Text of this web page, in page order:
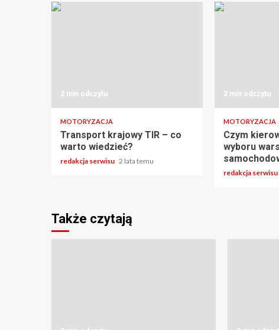
2 min odczytu
MOTORYZACJA
Transport krajowy TIR – co
warto wiedzieć?
redakcja serwisu 2 lata temu
2 min odczytu
MOTORYZACJA
Czym
wyboru
redakcja serwisu
Także czytają